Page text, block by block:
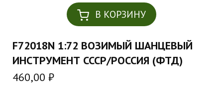
В КОРЗИНУ
F72018N 1:72 ВОЗИМЫЙ ШАНЦЕВЫЙ
ИНСТРУМЕНТ СССР/РОССИЯ (ФТД)
460,00 ₽